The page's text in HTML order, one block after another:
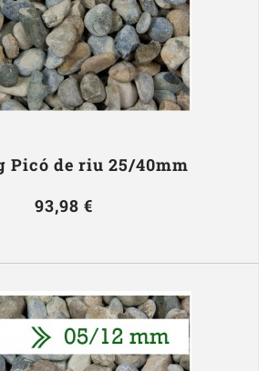
Picó de riu 25/40mm
93,98 €